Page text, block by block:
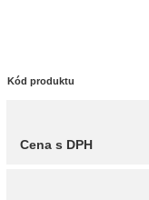
Kód produktu
Cena s DPH